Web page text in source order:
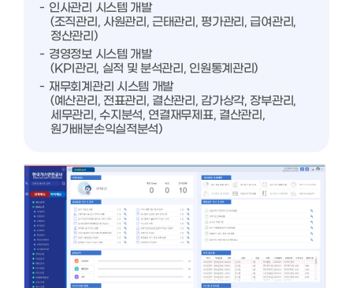
인사관리 시스템 개발
(조직관리, 사원관리, 근태관리, 평가관리, 급여관리,
정산관리)
경영정보 시스템 개발
(KPI관리, 실적 및 분석관리, 인원통계관리)
재무회계관리 시스템 개발
(예산관리, 전표관리, 결산관리, 감가상각, 장부관리,
세무관리, 수지분석, 연결재무제표, 결산관리,
원가배분손익실적분석)